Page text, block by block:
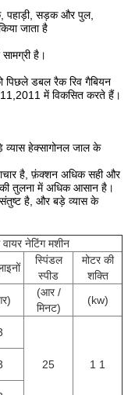
पहाड़ी, सड़क और पुल,
जाता है
है।
पिछले डबल रैक रिव गैबियन
में विकसित करते हैं।
व्यास हेक्सागोनल जाल के
है, फ़ंक्शन अधिक सही और
की तुलना में अधिक आसान है।
संतुष्ट है, और बड़े व्यास के
नेटिंग मशीन
स्पिंडल
स्पीड
मोटर की
शक्ति
(आर /
मिनट)
(kw)
25 1 1